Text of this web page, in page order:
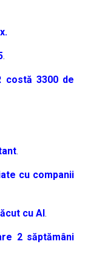
.
costă 3300 de
.
cu companii
cu AI.
2 săptămâni